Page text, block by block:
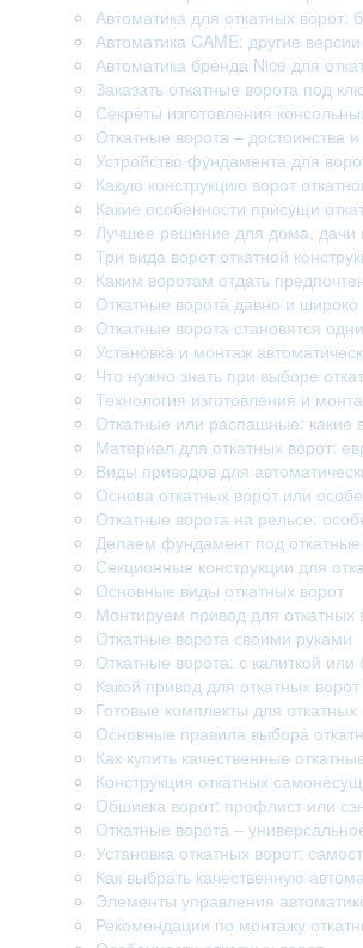
Автоматика для откатных ворот:
Автоматика CAME: другие версии
Автоматика бренда Nice для
Заказать откатные ворота под
Секреты изготовления
Откатные ворота – достоинства и
Устройство фундамента для
Какую конструкцию ворот
Какие особенности присущи
Лучшее решение для дома, дачи
Три вида ворот откатной
Каким воротам отдать
Откатные ворота давно и
Откатные ворота становятся
Установка и монтаж
Что нужно знать при выборе
Технология изготовления и
Откатные или распашные: какие
Материал для откатных ворот:
Виды приводов для
Основа откатных ворот или
Откатные ворота на рельсе:
Делаем фундамент под
Секционные конструкции для
Основные виды откатных ворот
Монтируем привод для откатных
Откатные ворота своими руками
Откатные ворота: с калиткой или
Какой привод для откатных
Готовые комплекты для откатных
Основные правила выбора
Как купить качественные
Конструкция откатных
Обшивка ворот: профлист или
Откатные ворота –
Установка откатных ворот:
Как выбрать качественную
Элементы управления
Рекомендации по монтажу